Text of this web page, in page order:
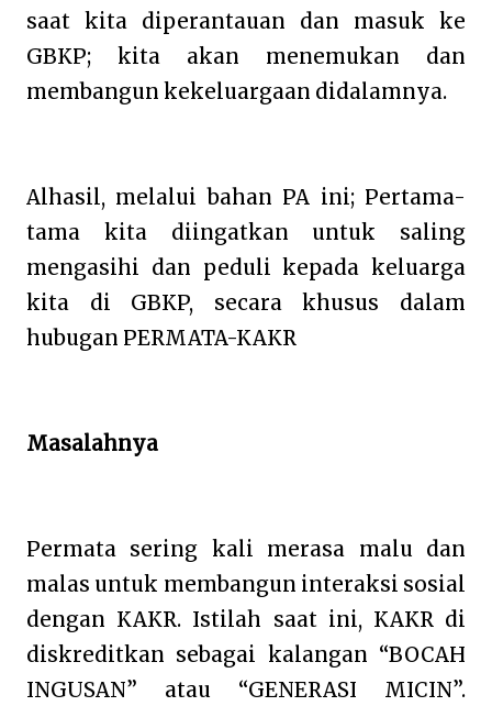
saat kita diperantauan dan masuk ke
GBKP; kita akan menemukan dan
membangun kekeluargaan didalamnya.
Alhasil, melalui bahan PA ini; Pertama-
tama kita diingatkan untuk saling
mengasihi dan peduli kepada keluarga
kita di GBKP, secara khusus dalam
hubugan PERMATA-KAKR
Masalahnya
Permata sering kali merasa malu dan
malas untuk membangun interaksi sosial
dengan KAKR. Istilah saat ini, KAKR di
diskreditkan sebagai kalangan “BOCAH
INGUSAN” atau “GENERASI MICIN”.